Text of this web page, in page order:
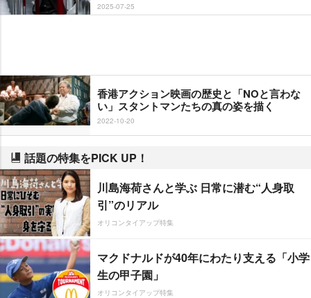
2025-07-25
香港アクション映画の歴史と「NOと言わな
い」スタントマンたちの真の姿を描く
2022-10-20
話題の特集をPICK UP！
川島海荷さんと学ぶ 日常に潜む“人身取
引”のリアル
オリコンタイアップ特集
マクドナルドが40年にわたり支える「小学
生の甲子園」
オリコンタイアップ特集